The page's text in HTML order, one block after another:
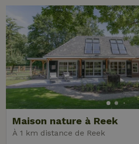
Maison nature à Reek
À 1 km distance de Reek